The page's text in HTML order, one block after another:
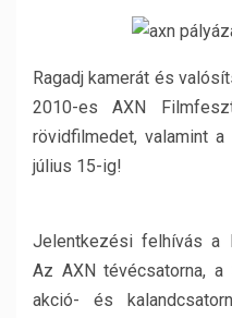
Ragadj kamerát és
2010-es AXN
rövidfilmedet, valamint
július 15-ig!
Jelentkezési felhívás a
Az AXN tévécsatorna, a
akció- és